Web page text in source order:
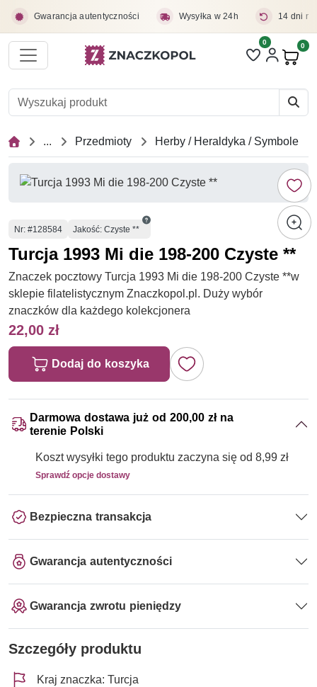
Gwarancja autentyczności Wysyłka w 24h 14 dni
Liczba pozycji
0 0
... Przedmioty Herby / Heraldyka / Symbole
Numer
Nr: #128584 Jakość: Czyste **
Turcja 1993 Mi die 198-200 Czyste **
Znaczek pocztowy Turcja 1993 Mi die 198-200 Czyste **w
sklepie filatelistycznym Znaczkopol.pl. Duży wybór
znaczków dla każdego kolekcjonera
22,00 zł
Dodaj do koszyka
Darmowa dostawa już od 200,00 zł na
terenie Polski
Koszt wysyłki tego produktu zaczyna się od 8,99 zł
Sprawdź opcje dostawy
Bezpieczna transakcja
Gwarancja autentyczności
Gwarancja zwrotu pieniędzy
Szczegóły produktu
Kraj znaczka: Turcja